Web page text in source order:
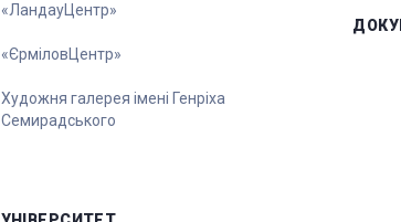
«ЛандауЦентр»
«ЄрміловЦентр»
Художня галерея імені Генріха
Семирадського